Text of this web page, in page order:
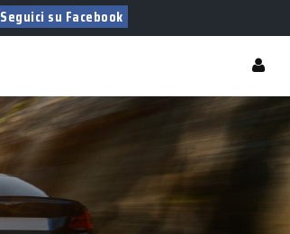
Seguici su Facebook